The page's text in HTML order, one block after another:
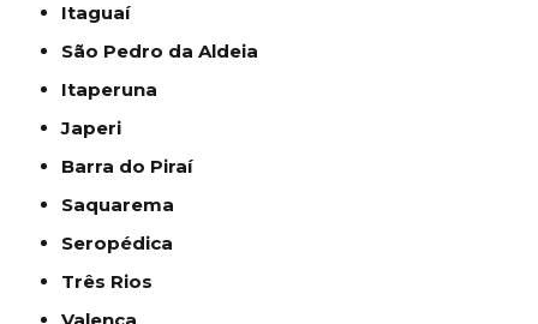
Itaguaí
São Pedro da Aldeia
Itaperuna
Japeri
Barra do Piraí
Saquarema
Seropédica
Três Rios